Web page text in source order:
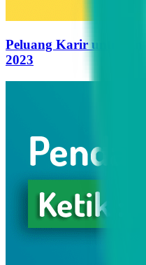
Peluang Karir untuk
2023